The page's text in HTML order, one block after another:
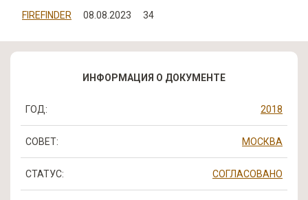
FIREFINDER 08.08.2023 34
ИНФОРМАЦИЯ О ДОКУМЕНТЕ
ГОД: 2018
СОВЕТ: МОСКВА
СТАТУС: СОГЛАСОВАНО